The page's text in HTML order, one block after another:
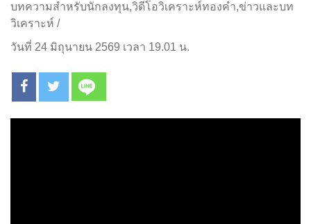
บทความสำหรับนักลงทุน,วิดีโอวิเคราะห์ทองคำ,ข่าวและบท
วิเคราะห์ /
วันที่ 24 มิถุนายน 2569 เวลา 19.01 น.